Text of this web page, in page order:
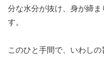
分な水分が抜け、身が締
す。
このひと手間で、いわし